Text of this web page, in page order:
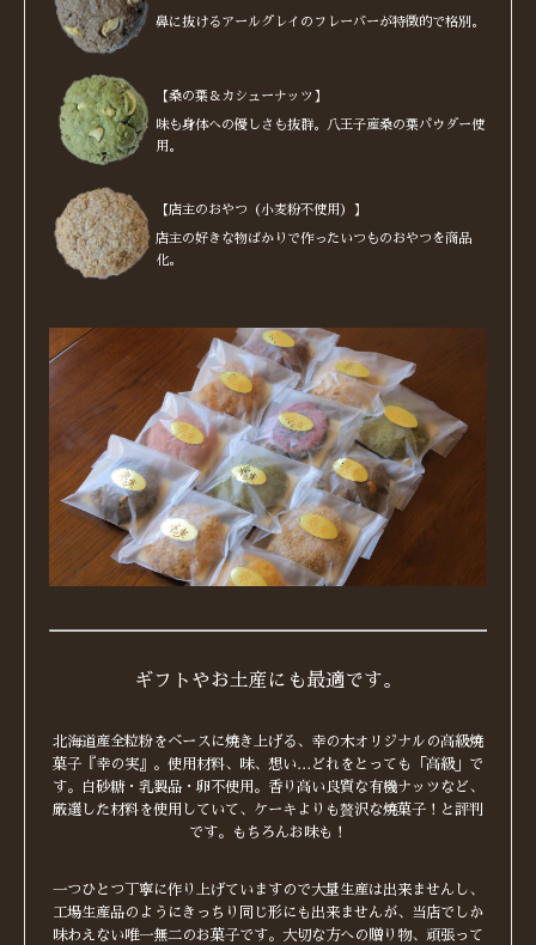
鼻に抜けるアールグレイのフレーバーが特徴的で格別。
【桑の葉＆カシューナッツ】
味も身体への優しさも抜群。八王子産桑の葉パウダー使
用。
【店主のおやつ（小麦粉不使用）】
店主の好きな物ばかりで作ったいつものおやつを商品
化。
ギフトやお土産にも最適です。
北海道産全粒粉をベースに焼き上げる、幸の木オリジナルの高級焼
菓子『幸の実』。使用材料、味、想い…どれをとっても「高級」で
す。白砂糖・乳製品・卵不使用。香り高い良質な有機ナッツなど、
厳選した材料を使用していて、ケーキよりも贅沢な焼菓子！と評判
です。もちろんお味も！
一つひとつ丁寧に作り上げていますので大量生産は出来ませんし、
工場生産品のようにきっちり同じ形にも出来ませんが、当店でしか
味わえない唯一無二のお菓子です。大切な方への贈り物、頑張って